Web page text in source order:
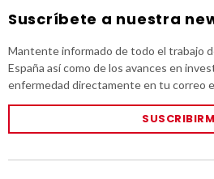
Suscríbete a nuestra
Mantente informado de todo el trabajo
España así como de los avances en
enfermedad directamente en tu correo